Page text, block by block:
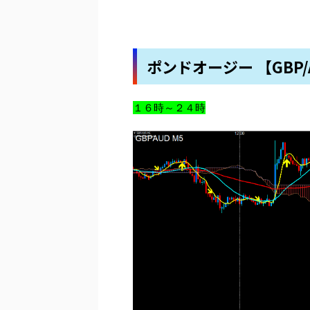
ポンドオージー 【
１６時～２４時